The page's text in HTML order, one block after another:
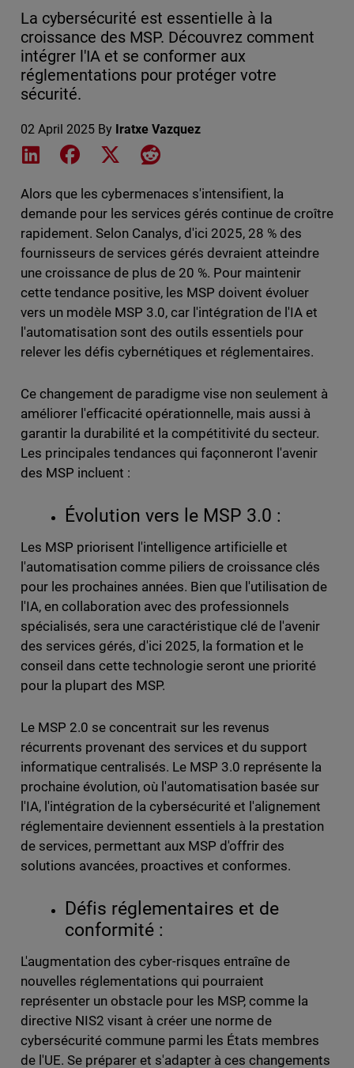
La cybersécurité est essentielle à la
croissance des MSP. Découvrez comment
intégrer l'IA et se conformer aux
réglementations pour protéger votre
sécurité.
02 April 2025 By Iratxe Vazquez
Share on LinkedIn
Share on Facebook
Share on XShare on Reddit
Alors que les cybermenaces s'intensifient, la
demande pour les services gérés continue de croître
rapidement. Selon Canalys, d'ici 2025, 28 % des
fournisseurs de services gérés devraient atteindre
une croissance de plus de 20 %. Pour maintenir
cette tendance positive, les MSP doivent évoluer
vers un modèle MSP 3.0, car l'intégration de l'IA et
l'automatisation sont des outils essentiels pour
relever les défis cybernétiques et réglementaires.
Ce changement de paradigme vise non seulement à
améliorer l'efficacité opérationnelle, mais aussi à
garantir la durabilité et la compétitivité du secteur.
Les principales tendances qui façonneront l'avenir
des MSP incluent :
Évolution vers le MSP 3.0 :
Les MSP priorisent l'intelligence artificielle et
l'automatisation comme piliers de croissance clés
pour les prochaines années. Bien que l'utilisation de
l'IA, en collaboration avec des professionnels
spécialisés, sera une caractéristique clé de l'avenir
des services gérés, d'ici 2025, la formation et le
conseil dans cette technologie seront une priorité
pour la plupart des MSP.
Le MSP 2.0 se concentrait sur les revenus
récurrents provenant des services et du support
informatique centralisés. Le MSP 3.0 représente la
prochaine évolution, où l'automatisation basée sur
l'IA, l'intégration de la cybersécurité et l'alignement
réglementaire deviennent essentiels à la prestation
de services, permettant aux MSP d'offrir des
solutions avancées, proactives et conformes.
Défis réglementaires et de
conformité :
L'augmentation des cyber-risques entraîne de
nouvelles réglementations qui pourraient
représenter un obstacle pour les MSP, comme la
directive NIS2 visant à créer une norme de
cybersécurité commune parmi les États membres
de l'UE. Se préparer et s'adapter à ces changements